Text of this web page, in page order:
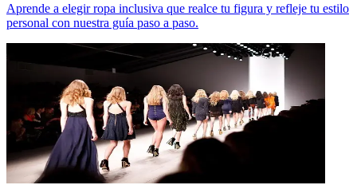
Aprende a elegir ropa inclusiva que realce tu figura y refleje tu estilo
personal con nuestra guía paso a paso.